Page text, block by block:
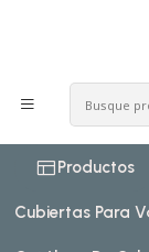
Productos
Cubiertas Para
Muebles
Muebles para
Mueble